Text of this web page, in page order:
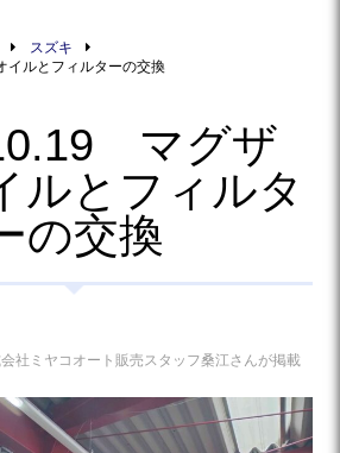
スズキ
ルとフィルターの交換
マグザ
とフィルタ
の交換
社ミヤコオート販売スタッフ桑江さんが掲載